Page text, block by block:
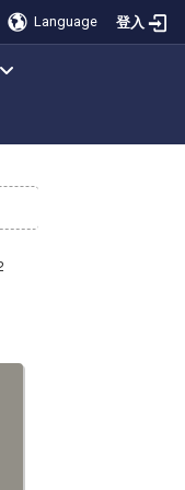
Language 登入